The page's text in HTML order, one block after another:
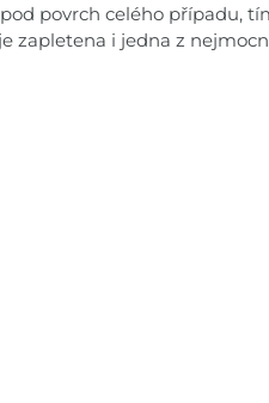
povrch celého případu,
zapletena i jedna z